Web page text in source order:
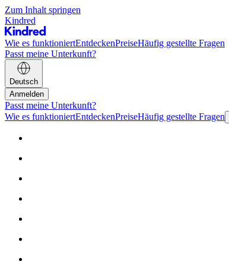
Zum Inhalt springen
Kindred
Wie es funktioniertEntdeckenPreiseHäufig gestellte Fragen
Passt meine Unterkunft?
Deutsch
Anmelden
Passt meine Unterkunft?
Wie es funktioniertEntdeckenPreiseHäufig gestellte Fragen